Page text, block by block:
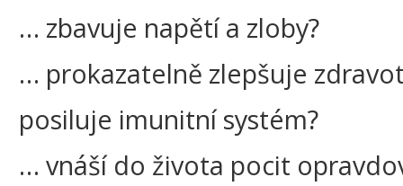
… zbavuje napětí a zloby?
… prokazatelně zlepšuje
posiluje imunitní systém?
… vnáší do života pocit